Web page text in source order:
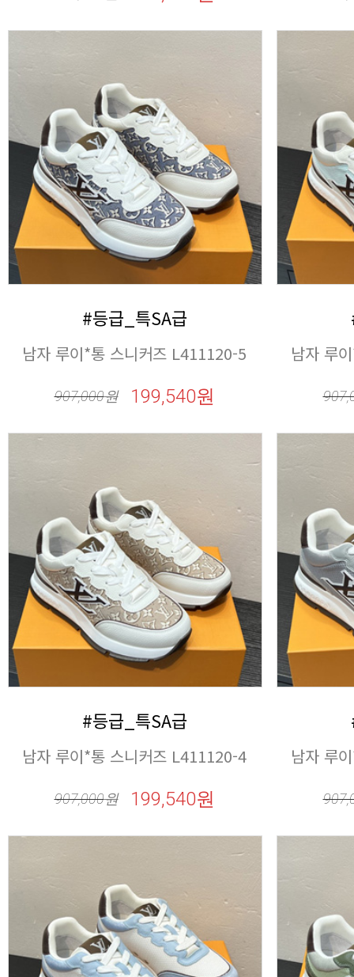
#등급_특SA급
남자 루이*통 스니커즈 L411120-5
907,000원 199,540원
남자 루
#등급_특SA급
남자 루이*통 스니커즈 L411120-4
907,000원 199,540원
남자 루